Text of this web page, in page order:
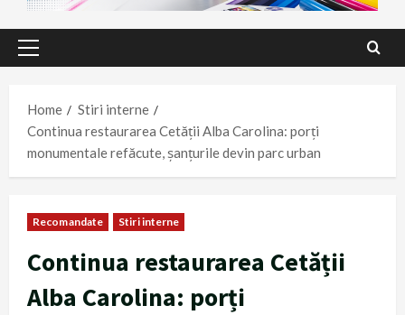
Primary
Home
Stiri interne
Continua restaurarea Cetății Alba Carolina: porți
monumentale refăcute, șanțurile devin parc urban
Recomandate Stiri interne
Continua restaurarea Cetății
Alba Carolina: porți